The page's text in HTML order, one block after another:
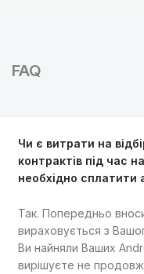
FAQ
Чи є витрати на
контрактів під час
необхідно сплатити
Так. Попередньо
вираховується з
Ви найняли Ваших
вирішуєте не